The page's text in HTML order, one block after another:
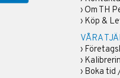
› Om TH
› Köp &
VÅRA
›
›
› Boka tid